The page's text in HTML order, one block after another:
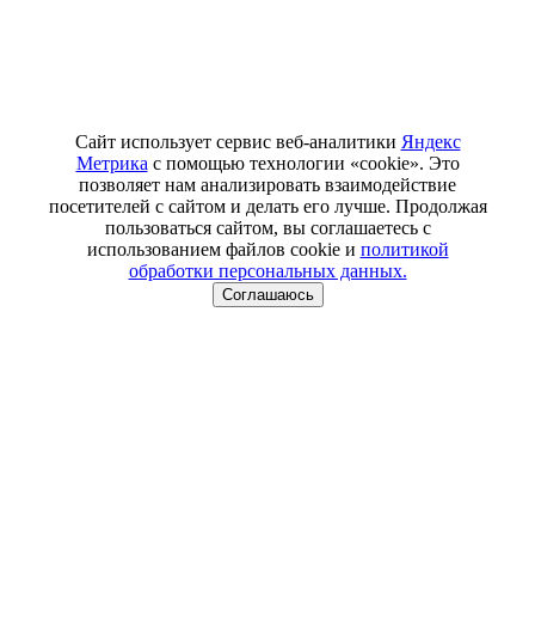
Сайт использует сервис веб-аналитики Яндекс
Метрика с помощью технологии «cookie». Это
позволяет нам анализировать взаимодействие
посетителей с сайтом и делать его лучше. Продолжая
пользоваться сайтом, вы соглашаетесь с
использованием файлов cookie и политикой
обработки персональных данных.
Соглашаюсь